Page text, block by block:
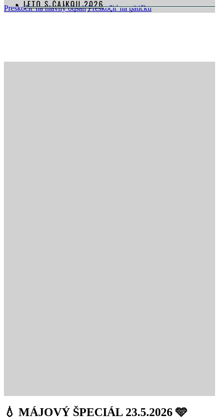
Preskočiť na hlavný obsah Preskočiť na pätičku
LETO S ČAJKOU 2026
SEPTEMBROVÝ KÚPEĽNÝ BALÍK
WELLNESS & FITNESS
💧 MÁJOVÝ ŠPECIÁL 23.5.2026 🩵